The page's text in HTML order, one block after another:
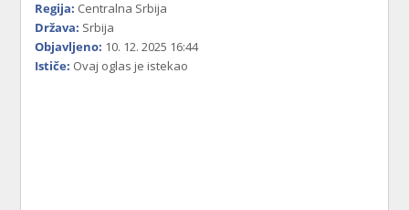
Regija: Centralna Srbija
Država: Srbija
Objavljeno: 10. 12. 2025 16:44
Ističe: Ovaj oglas je istekao